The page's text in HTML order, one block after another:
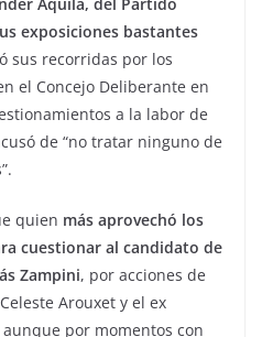
exposiciones bastantes
sus recorridas por los
el Concejo Deliberante en
a la labor de
de “no tratar ninguno de
quien más aprovechó los
cuestionar al candidato de
Zampini, por acciones de
Arouxet y el ex
por momentos con